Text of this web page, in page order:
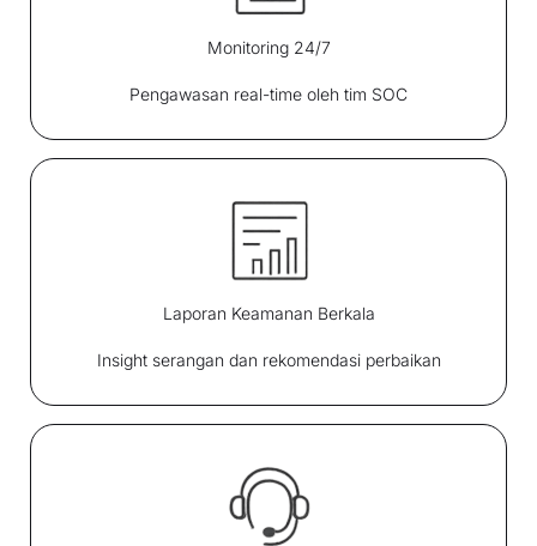
Monitoring 24/7
Pengawasan real-time oleh tim SOC
Laporan Keamanan Berkala
Insight serangan dan rekomendasi perbaikan